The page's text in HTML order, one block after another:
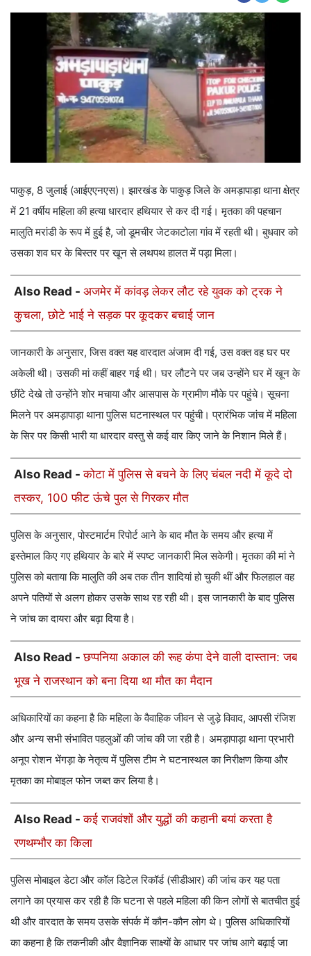
पाकुड़, 8 जुलाई (आईएएनएस)। झारखंड के पाकुड़ जिले के अमड़ापाड़ा थाना क्षेत्र
में 21 वर्षीय महिला की हत्या धारदार हथियार से कर दी गई। मृतका की पहचान
मालुति मरांडी के रूप में हुई है, जो डूमचीर जेटकाटोला गांव में रहती थी। बुधवार को
उसका शव घर के बिस्तर पर खून से लथपथ हालत में पड़ा मिला।
Also Read - अजमेर में कांवड़ लेकर लौट रहे युवक को ट्रक ने
कुचला, छोटे भाई ने सड़क पर कूदकर बचाई जान
जानकारी के अनुसार, जिस वक्त यह वारदात अंजाम दी गई, उस वक्त वह घर पर
अकेली थी। उसकी मां कहीं बाहर गई थी। घर लौटने पर जब उन्होंने घर में खून के
छींटे देखे तो उन्होंने शोर मचाया और आसपास के ग्रामीण मौके पर पहुंचे। सूचना
मिलने पर अमड़ापाड़ा थाना पुलिस घटनास्थल पर पहुंची। प्रारंभिक जांच में महिला
के सिर पर किसी भारी या धारदार वस्तु से कई वार किए जाने के निशान मिले हैं।
Also Read -कोटा में पुलिस से बचने के लिए चंबल नदी में कूदे दो
तस्कर, 100 फीट ऊंचे पुल से गिरकर मौत
पुलिस के अनुसार, पोस्टमार्टम रिपोर्ट आने के बाद मौत के समय और हत्या में
इस्तेमाल किए गए हथियार के बारे में स्पष्ट जानकारी मिल सकेगी। मृतका की मां ने
पुलिस को बताया कि मालुति की अब तक तीन शादियां हो चुकी थीं और फिलहाल वह
अपने पतियों से अलग होकर उसके साथ रह रही थी। इस जानकारी के बाद पुलिस
ने जांच का दायरा और बढ़ा दिया है।
Also Read -छप्पनिया अकाल की रूह कंपा देने वाली दास्तान: जब
भूख ने राजस्थान को बना दिया था मौत का मैदान
अधिकारियों का कहना है कि महिला के वैवाहिक जीवन से जुड़े विवाद, आपसी रंजिश
और अन्य सभी संभावित पहलुओं की जांच की जा रही है। अमड़ापाड़ा थाना प्रभारी
अनूप रोशन भेंगड़ा के नेतृत्व में पुलिस टीम ने घटनास्थल का निरीक्षण किया और
मृतका का मोबाइल फोन जब्त कर लिया है।
Also Read -कई राजवंशों और युद्धों की कहानी बयां करता है
रणथम्भौर का किला
पुलिस मोबाइल डेटा और कॉल डिटेल रिकॉर्ड (सीडीआर) की जांच कर यह पता
लगाने का प्रयास कर रही है कि घटना से पहले महिला की किन लोगों से बातचीत हुई
थी और वारदात के समय उसके संपर्क में कौन-कौन लोग थे। पुलिस अधिकारियों
का कहना है कि तकनीकी और वैज्ञानिक साक्ष्यों के आधार पर जांच आगे बढ़ाई जा